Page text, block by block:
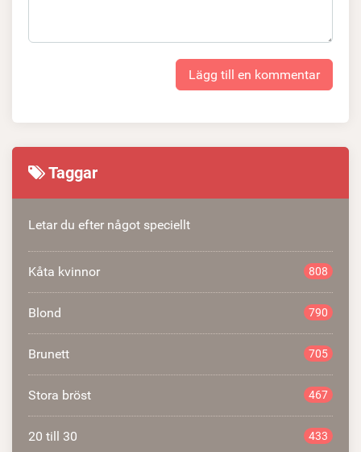
Lägg till en kommentar
Taggar
Letar du efter något speciellt
Kåta kvinnor 808
Blond 790
Brunett 705
Stora bröst 467
20 till 30 433